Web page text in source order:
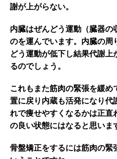
謝が上がらない。
内臓はぜんどう運動（臓器の
のを運んでいます。内臓の周
どう運動が低下し結果代謝
るのでしょう。
これもまた筋肉の緊張を緩
置に戻り内蔵も活発になり代
れで痩せやすくなるかは正直
の良い状態にはなると思いま
骨盤矯正をするには筋肉の緊